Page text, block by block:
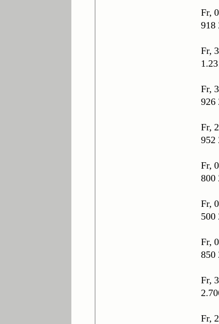
Fr,
918
Fr,
Fr,
926
Fr,
952
Fr,
800
Fr,
500
Fr,
850
Fr,
Fr,